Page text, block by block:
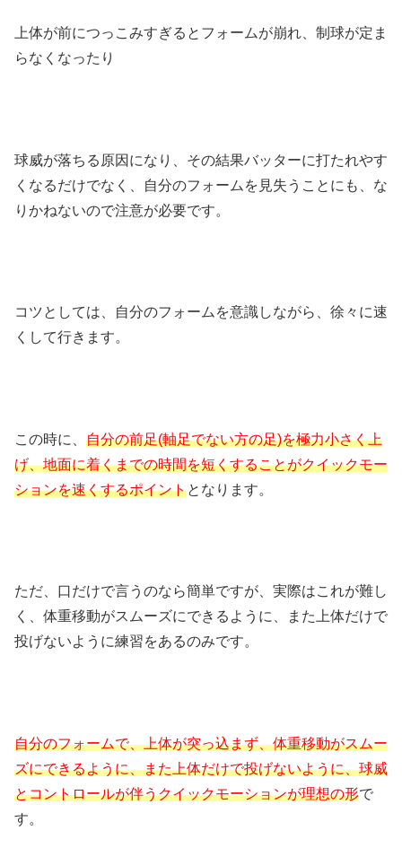
上体が前につっこみすぎるとフォームが崩れ、制球が定ま
らなくなったり
球威が落ちる原因になり、その結果バッターに打たれやす
くなるだけでなく、自分のフォームを見失うことにも、な
りかねないので注意が必要です。
コツとしては、
自分のフォームを意識しながら、徐々に速
く して行きます。
この時に、 自分の前足(軸足でない方の足)を極力小さく上
げ、地面に着くまでの時間を短くすることがクイックモー
ションを速くするポイントとなります。
ただ、口だけで言うのなら簡単ですが、実際はこれが難し
く、体重移動がスムーズにできるように、また上体だけで
投げないように練習をあるのみです。
自分のフォームで、上体が突っ込まず、体重移動がスムー
ズにできるように、また上体だけで投げないように、球威
とコントロールが伴うクイックモーションが理想の形で
す。